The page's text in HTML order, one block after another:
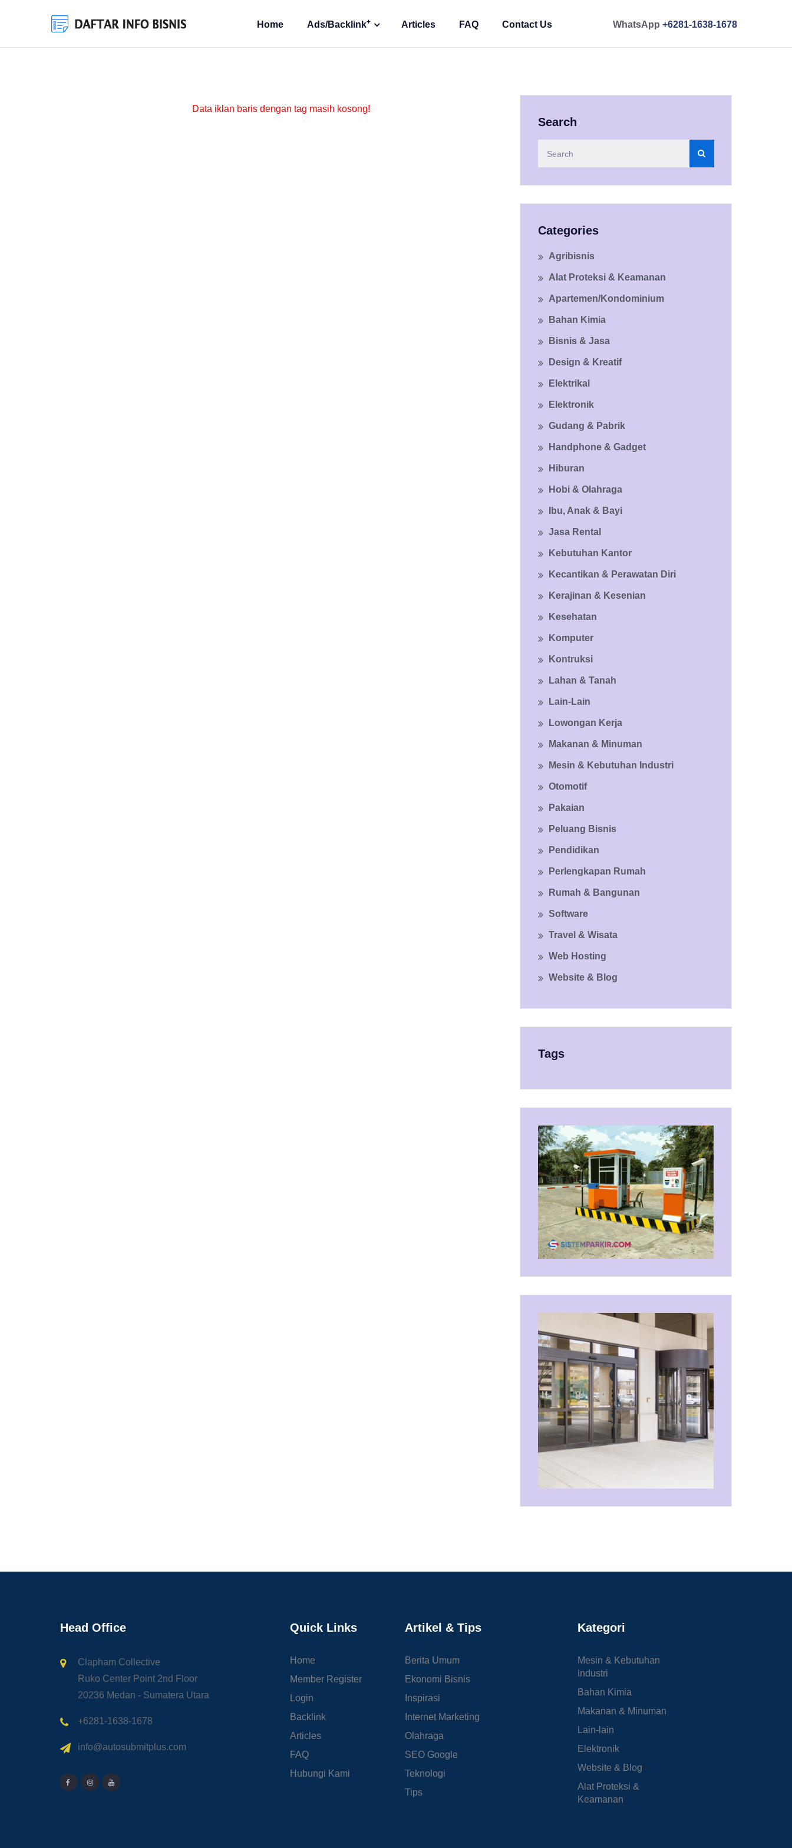
Home Ads/Backlink+ Articles FAQ Contact Us WhatsApp +6281-1638-1678
Data iklan baris dengan tag masih kosong!
Search
Categories
Agribisnis
Alat Proteksi & Keamanan
Apartemen/Kondominium
Bahan Kimia
Bisnis & Jasa
Design & Kreatif
Elektrikal
Elektronik
Gudang & Pabrik
Handphone & Gadget
Hiburan
Hobi & Olahraga
Ibu, Anak & Bayi
Jasa Rental
Kebutuhan Kantor
Kecantikan & Perawatan Diri
Kerajinan & Kesenian
Kesehatan
Komputer
Kontruksi
Lahan & Tanah
Lain-Lain
Lowongan Kerja
Makanan & Minuman
Mesin & Kebutuhan Industri
Otomotif
Pakaian
Peluang Bisnis
Pendidikan
Perlengkapan Rumah
Rumah & Bangunan
Software
Travel & Wisata
Web Hosting
Website & Blog
Tags
Head Office
Clapham Collective
Ruko Center Point 2nd Floor
20236 Medan - Sumatera Utara
+6281-1638-1678
info@autosubmitplus.com
Quick Links
Home
Member Register
Login
Backlink
Articles
FAQ
Hubungi Kami
Artikel & Tips
Berita Umum
Ekonomi Bisnis
Inspirasi
Internet Marketing
Olahraga
SEO Google
Teknologi
Tips
Kategori
Mesin & Kebutuhan
Industri
Bahan Kimia
Makanan & Minuman
Lain-lain
Elektronik
Website & Blog
Alat Proteksi &
Keamanan